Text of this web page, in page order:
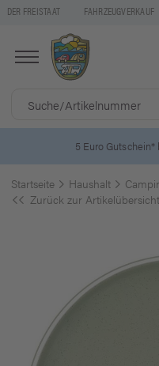
DER FREISTAAT FAHRZEUGVERKAUF
5 Euro Gutschein*
Startseite Haushalt
Zurück zur Artikelübersicht